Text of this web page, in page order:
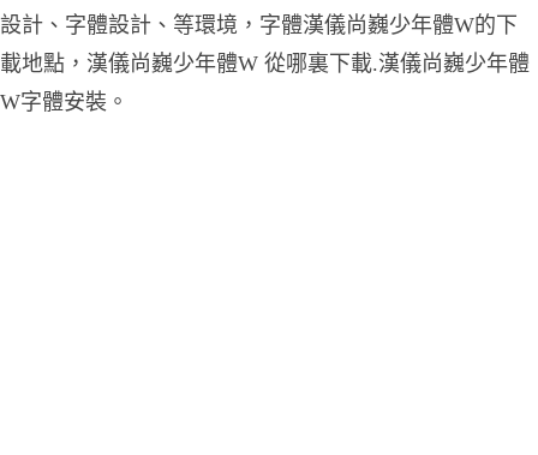
設計、字體設計、等環境，字體漢儀尚巍少年體W的下
載地點，漢儀尚巍少年體W 從哪裏下載.漢儀尚巍少年體
W字體安裝。